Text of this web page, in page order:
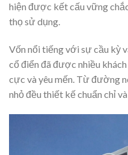
hiện được kết cấu vững
thọ sử dụng.
Vốn nổi tiếng với sự cầu kỳ
cổ điển đã được nhiều
cực và yêu mến. Từ đường
nhỏ đều thiết kế chuẩn chỉ